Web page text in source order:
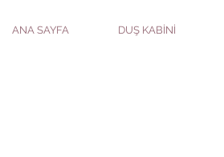
ANA SAYFA DUŞ KABİNİ